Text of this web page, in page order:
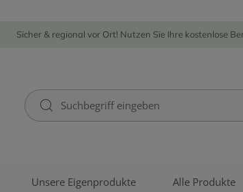
Sicher & regional vor Ort! Nutzen Sie Ihre kostenlose
Unsere Eigenprodukte Alle Produkte